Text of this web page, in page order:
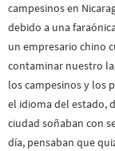
campesinos en
debido a una
un empresario chino
contaminar nuestro
los campesinos y los
el idioma del estado,
ciudad soñaban con
día, pensaban que